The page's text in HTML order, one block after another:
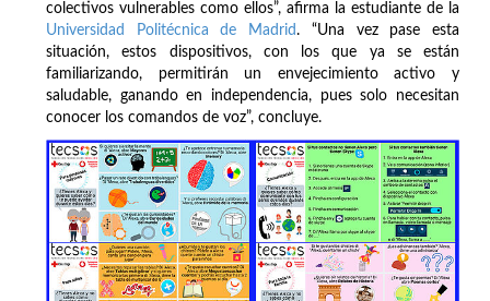
colectivos vulnerables como ellos”, afirma la estudiante de la
Universidad Politécnica de Madrid. “Una vez pase esta
situación, estos dispositivos, con los que ya se están
familiarizando, permitirán un envejecimiento activo y
saludable, ganando en independencia, pues solo necesitan
conocer los comandos de voz”, concluye.